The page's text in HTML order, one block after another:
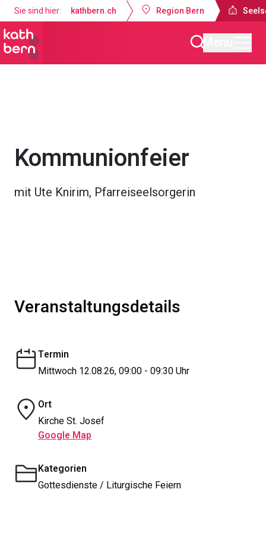
Sie sind hier: kathbern.ch Region Bern
Kommunionfeier
mit Ute Knirim, Pfarreiseelsorgerin
Veranstaltungsdetails
Termin
Mittwoch 12.08.26, 09:00 - 09:30 Uhr
Ort
Kirche St. Josef
Google Map
Kategorien
Gottesdienste / Liturgische Feiern